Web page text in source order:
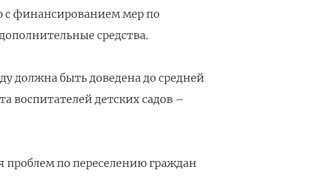
с финансированием мер по
средства.
должна быть доведена до средней
воспитателей детских садов –
по переселению граждан